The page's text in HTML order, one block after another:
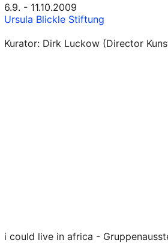
6.9. - 11.10.2009
Ursula Blickle Stiftung
Kurator: Dirk Luckow (Director
i could live in africa -